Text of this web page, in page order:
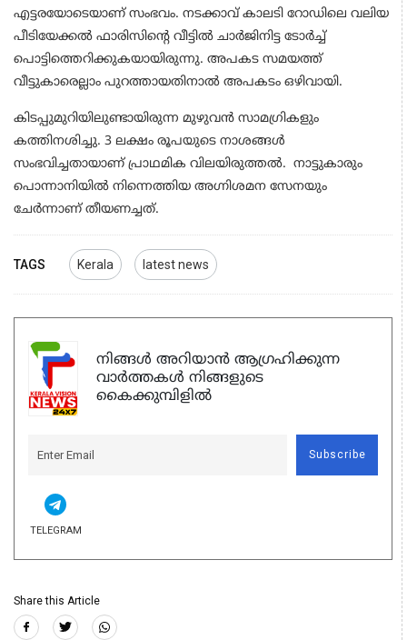
എട്ടരയോടെയാണ് സംഭവം. നടക്കാവ് കാലടി റോഡിലെ വലിയ
പീടിയേക്കൽ ഫാരിസിൻ്റെ വീട്ടില്‍ ചാർജിനിട്ട ടോർച്ച്
പൊട്ടിത്തെറിക്കുകയായിരുന്നു. അപകട സമയത്ത്
വീട്ടുകാരെല്ലാം പുറത്തായതിനാൽ അപകടം ഒഴിവായി.
കിടപ്പുമുറിയിലുണ്ടായിരുന്ന മുഴുവൻ സാമഗ്രികളും
കത്തിനശിച്ചു. 3 ലക്ഷം രൂപയുടെ നാശങ്ങൾ
സംഭവിച്ചതായാണ് പ്രാഥമിക വിലയിരുത്തല്‍. നാട്ടുകാരും
പൊന്നാനിയിൽ നിന്നെത്തിയ അഗ്നിശമന സേനയും
ചേര്‍ന്നാണ് തീയണച്ചത്.
TAGS Kerala latest news
നിങ്ങൾ അറിയാൻ ആഗ്രഹിക്കുന്ന
വാർത്തകൾ നിങ്ങളുടെ
കൈക്കുമ്പിളിൽ
Subscribe
TELEGRAM
Share this Article